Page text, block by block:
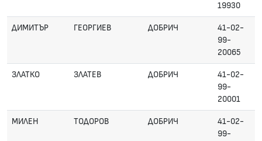
19930
ДИМИТЪР ГЕОРГИЕВ ДОБРИЧ
41-02-
99-
20065
ЗЛАТКО ЗЛАТЕВ ДОБРИЧ
41-02-
99-
20001
МИЛЕН ТОДОРОВ ДОБРИЧ
41-02-
99-